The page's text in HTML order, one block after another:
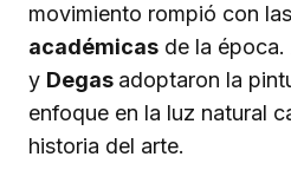
movimiento rompió con las
académicas de la
y Degas adoptaron la
enfoque en la luz natural
historia del arte.